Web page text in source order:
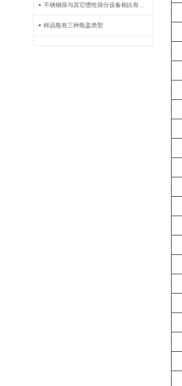
不锈钢筛与其它惯性筛分设备相比有以下优点
样品瓶有三种瓶盖类型